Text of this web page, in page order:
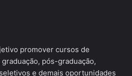
promover cursos de
pós-graduação,
e demais oportunidades